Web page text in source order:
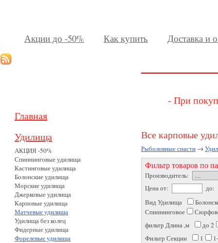
Акции до -50% Как купить Доставка и
Главная
Удилища
АКЦИЯ -50%
Спиннинговые удилища
Кастинговые удилища
Болонские удилища
Морские удилища
Джерковые удилища
Карповые удилища
Матчевые удилища
Удилища без колец
Фидерные удилища
Форелевые удилища
- При
Все карповые
Рыболовные снасти →
Фильтр товаров по
Производитель:
Цена от:
до:
Вид Удилища
Спиннинговое
фильтр Длина ,м
до 2
Фильтр Секции
1